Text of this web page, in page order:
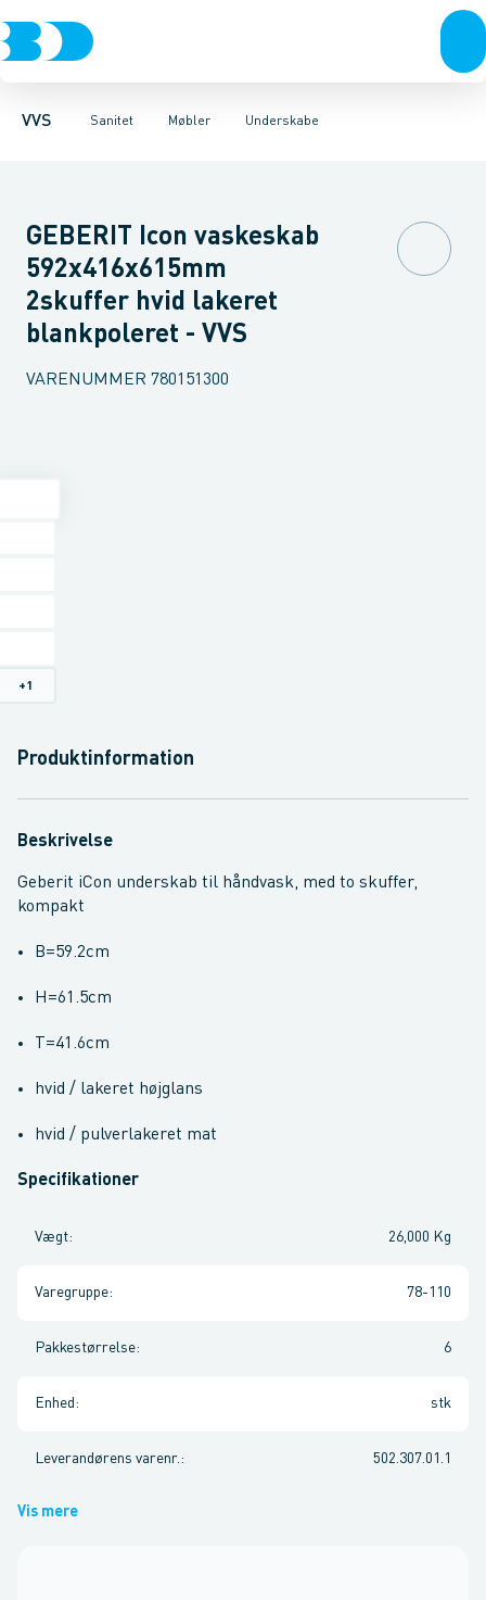
VVS Sanitet
Rør & fittingsPressfittings & rørKuglehaner & ventiler
Møbler
Toiletter, sæder og cisterner VaskeArmaturer
Underskabe
Møbelsæt & pakkerUnderskabeHøjskabe
GEBERIT Icon vaskeskab
592x416x615mm
2skuffer hvid lakeret
blankpoleret - VVS
VARENUMMER 780151300
+1
Produktinformation
Beskrivelse
Geberit iCon underskab til håndvask, med to skuffer,
kompakt
B=59.2cm
H=61.5cm
T=41.6cm
hvid / lakeret højglans
hvid / pulverlakeret mat
Specifikationer
Vægt: 26,000 Kg
Varegruppe: 78-110
Pakkestørrelse: 6
Enhed : stk
Leverandørens varenr. : 502.307.01.1
Vis mere